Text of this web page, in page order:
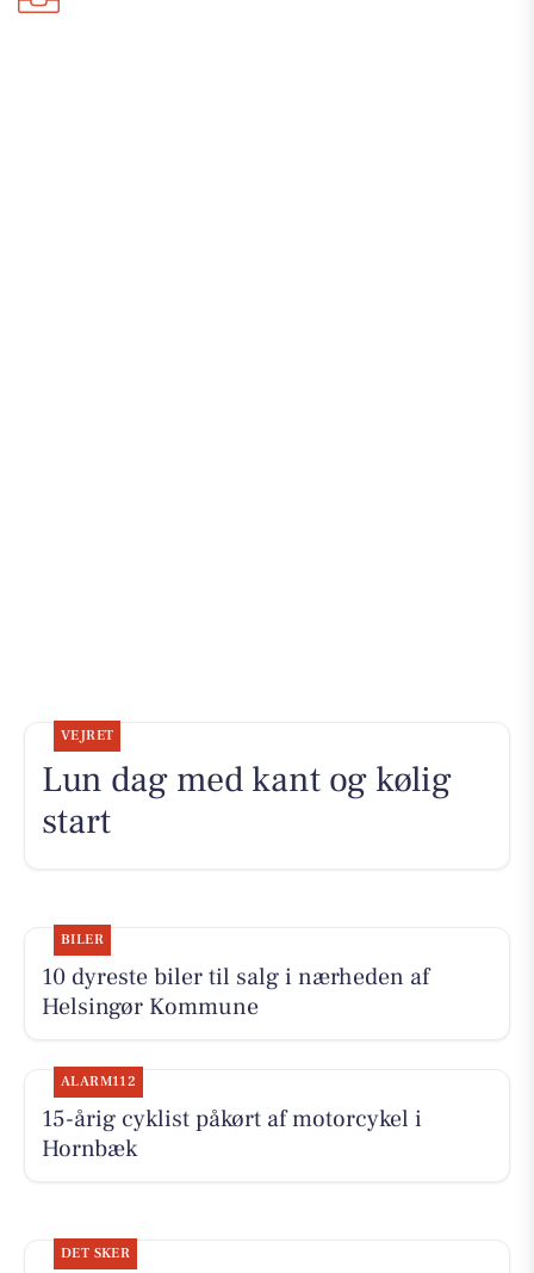
VEJRET
Lun dag med kant og kølig
start
BILER
10 dyreste biler til salg i nærheden af
Helsingør Kommune
ALARM112
15-årig cyklist påkørt af motorcykel i
Hornbæk
DET SKER